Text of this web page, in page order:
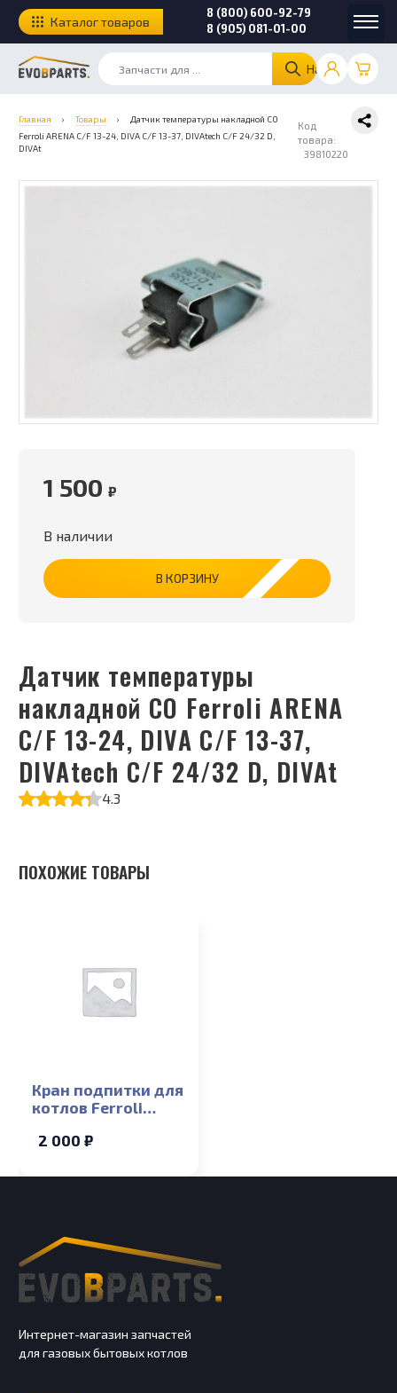
Найти
8 (800) 600-92-79
8 (905) 081-01-00
Каталог товаров
Главная › Товары ›
Датчик температуры накладной СО
Ferroli ARENA C/F 13-24, DIVA C/F 13-37, DIVAtech C/F 24/32 D,
DIVAt
Код
товара:
39810220
Датчик температуры
накладной СО Ferroli ARENA
C/F 13-24, DIVA C/F 13-37,
DIVAtech C/F 24/32 D, DIVAt
4.3
1 500 ₽
В наличии
В КОРЗИНУ
ПОХОЖИЕ ТОВАРЫ
Кран подпитки для
котлов Ferroli
2 000 ₽
Интернет-магазин запчастей
для газовых бытовых котлов